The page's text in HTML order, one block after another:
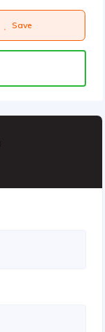
Save